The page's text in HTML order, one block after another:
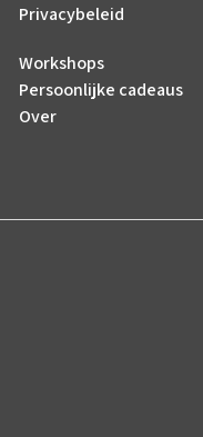
Privacybeleid
Workshops
Persoonlijke cadeaus
Over